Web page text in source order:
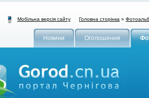
Мобільна версія сайту Головна сторінка »
Новини Оголошення